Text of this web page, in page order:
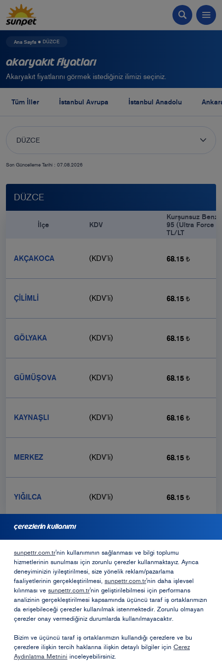
çerezlerin kullanımı
sunpettr.com.tr'nin kullanımının sağlanması ve bilgi toplumu
hizmetlerinin sunulması için zorunlu çerezler kullanmaktayız. Ayrıca
deneyiminizin iyileştirilmesi, size yönelik reklam/pazarlama
faaliyetlerinin gerçekleştirilmesi, sunpettr.com.tr'nin daha işlevsel
kılınması ve sunpettr.com.tr'nin geliştirilebilmesi için performans
analizinin gerçekleştirilmesi kapsamında üçüncü taraf iş ortaklarımızın
da erişebileceği çerezler kullanılmak istenmektedir. Zorunlu olmayan
çerezler onay vermediğiniz durumlarda kullanılmayacaktır.
Bizim ve üçüncü taraf iş ortaklarımızın kullandığı çerezlere ve bu
çerezlere ilişkin tercih haklarına ilişkin detaylı bilgiler için Çerez
Aydınlatma Metnini inceleyebilirsiniz.
Ana Sayfa DÜZCE
Akaryakıt Fiyatları
Akaryakıt fiyatlarını görmek istediğiniz ilimizi seçiniz.
Tüm İller İstanbul Avrupa İstanbul Anadolu
DÜZCE
Son Güncelleme Tarihi : 07.08.2026
DÜZCE
KDV
Kurşunsuz
95 (Ultra Force
TL/LT
AKÇAKOCA (KDV’li) 68.15 ₺
ÇİLİMLİ (KDV’li) 68.15 ₺
GÖLYAKA (KDV’li) 68.15 ₺
GÜMÜŞOVA (KDV’li) 68.15 ₺
KAYNAŞLI (KDV’li) 68.16 ₺
MERKEZ (KDV’li) 68.15 ₺
YIĞILCA (KDV’li) 68.15 ₺
Bayilik Formu
Opet Sosyal Sorumluk Projeleri